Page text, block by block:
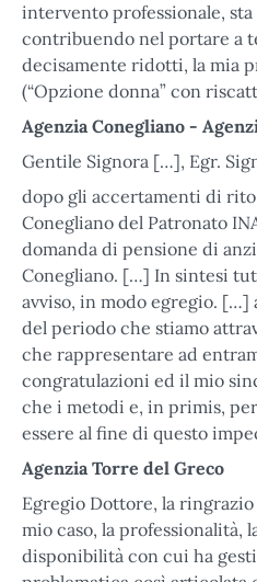
intervento professionale,
contribuendo nel portare a
decisamente ridotti, la mia
(“Opzione donna” con
Agenzia Conegliano -
Gentile Signora […], Egr.
dopo gli accertamenti di
Conegliano del Patronato
domanda di pensione di
Conegliano. […] In sintesi
avviso, in modo egregio.
del periodo che stiamo
che rappresentare ad
congratulazioni ed il mio
che i metodi e, in primis,
essere al fine di questo
Agenzia Torre del Greco
Egregio Dottore, la
mio caso, la professionalità,
disponibilità con cui ha